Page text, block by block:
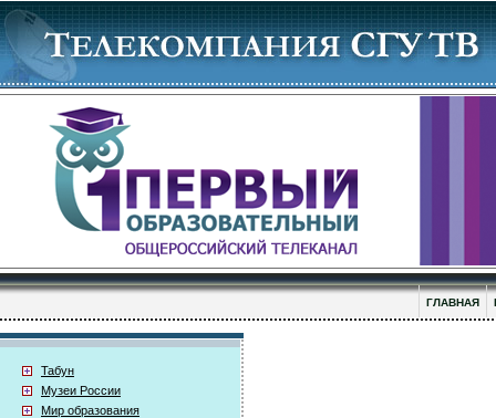
ГЛАВНАЯ
Табун
Музеи России
Мир образования